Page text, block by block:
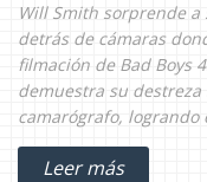
Will Smith sorprende
detrás de cámaras
filmación de Bad Boys
demuestra su
camarógrafo, logrando
que recuerdan a los
Leer más